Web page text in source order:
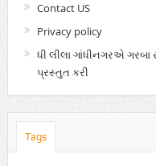
Contact US
Privacy policy
ધી લીલા ગાંધીનગરએ ગરબા
પ્રસ્તુત કરી
Tags